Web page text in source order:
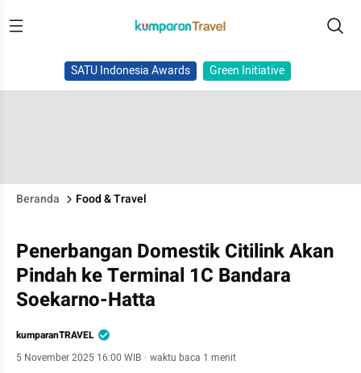
SATU Indonesia Awards Green Initiative
Beranda Food & Travel
Penerbangan Domestik Citilink Akan
Pindah ke Terminal 1C Bandara
Soekarno-Hatta
kumparanTRAVEL
5 November 2025 16:00 WIB · waktu baca 1 menit